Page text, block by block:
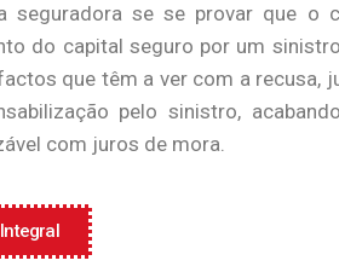
seguradora se se provar que o
do capital seguro por um
que têm a ver com a
pelo sinistro,
com juros de mora.